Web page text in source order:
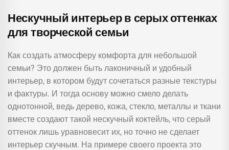
Нескучный интерьер в серых оттенках
для творческой семьи
Как создать атмосферу комфорта для небольшой
семьи? Это должен быть лаконичный и удобный
интерьер, в котором будут сочетаться разные текстуры
и фактуры. И тогда основу можно смело делать
однотонной, ведь дерево, кожа, стекло, металлы и ткани
вместе создают такой нескучный коктейль, что серый
оттенок лишь уравновесит их, но точно не сделает
интерьер скучным. На примере своего проекта это